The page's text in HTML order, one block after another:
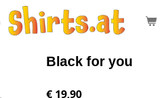
Black for you
€ 19,90